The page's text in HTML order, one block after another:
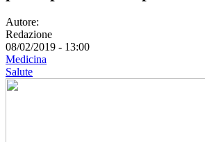
Autore:
Redazione
08/02/2019 - 13:00
Medicina
Salute